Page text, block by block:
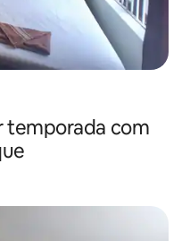
temporada com